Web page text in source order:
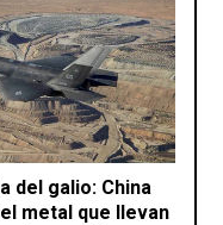
del galio: China
metal que llevan